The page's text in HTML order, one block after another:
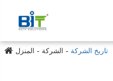
المنزل الشركة تاريخ الشركة